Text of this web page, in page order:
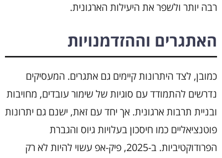
רבה יותר ולשפר את היעילות הארגונית.
האתגרים וההזדמנויות
כמובן, לצד היתרונות קיימים גם אתגרים. המעסיקים
נדרשים להתמודד עם סוגיות של שימור עובדים, מחויבות
ובניית תרבות ארגונית. אך יחד עם זאת, ישנם גם יתרונות
פוטנציאליים כמו חיסכון בעלויות גיוס והגברת
הפרודוקטיביות. ב-2025, פיק-אפ עשוי להיות לא רק